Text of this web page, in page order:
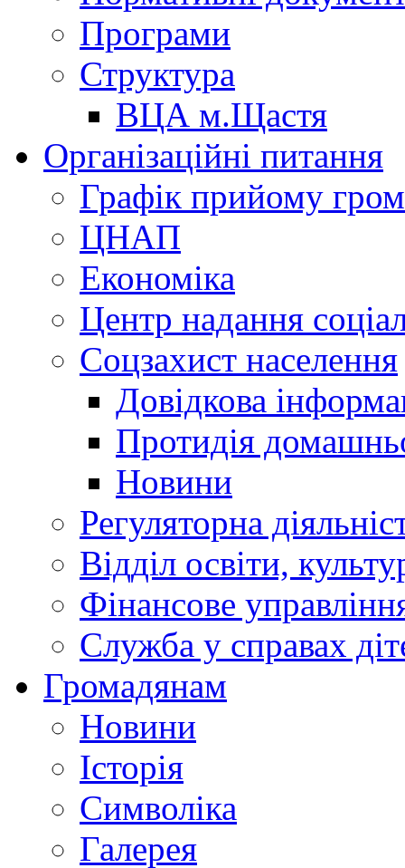
Програми
Структура
ВЦА м.Щастя
Організаційні питання
Графік прийому
ЦНАП
Економіка
Центр надання
Соцзахист населення
Довідкова
Протидія
Новини
Регуляторна
Відділ освіти,
Фінансове
Служба у справах
Громадянам
Новини
Історія
Символіка
Галерея